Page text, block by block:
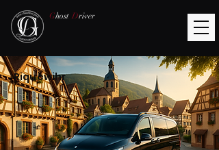
Ghost Driver
Riquewihr